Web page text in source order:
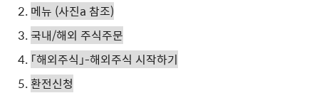
메뉴 (사진a 참조)
국내/해외 주식주문
「해외주식」-해외주식 시작하기
환전신청